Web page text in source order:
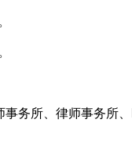
务所、律师事务所